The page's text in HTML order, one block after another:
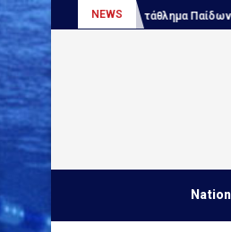
NEWS
Παγκόσμιο πρωτάθλημα Παίδων:...